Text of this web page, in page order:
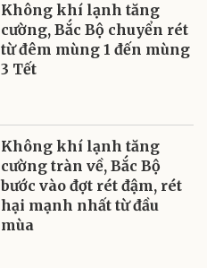
Không khí lạnh tăng
cường, Bắc Bộ chuyển rét
từ đêm mùng 1 đến mùng
3 Tết
Không khí lạnh tăng
cường tràn về, Bắc Bộ
bước vào đợt rét đậm, rét
hại mạnh nhất từ đầu
mùa